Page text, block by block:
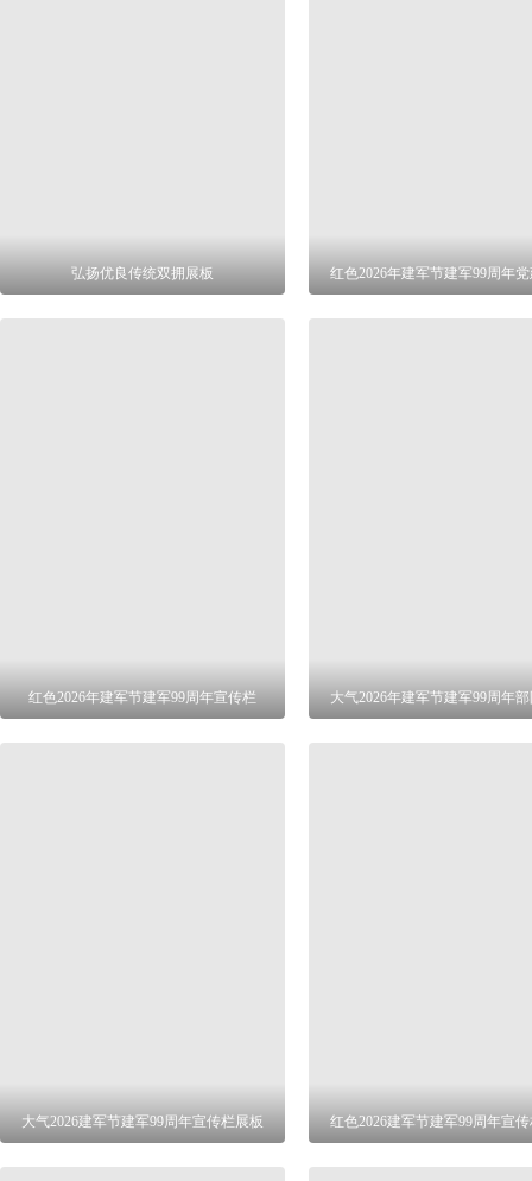
弘扬优良传统双拥展板 红色2026年建军节建军99周年
红色2026年建军节建军99周年宣传栏 大气2026年建军节建军99周年
大气2026建军节建军99周年宣传栏展板 红色2026建军节建军99周年宣